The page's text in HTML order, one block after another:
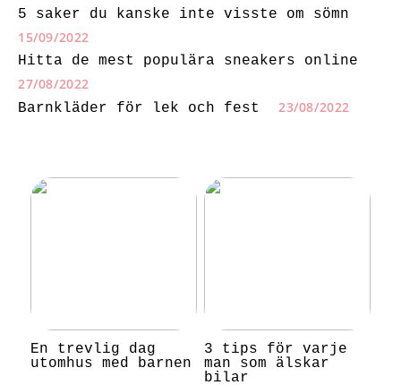
5 saker du kanske inte visste om sömn
15/09/2022
Hitta de mest populära sneakers online
27/08/2022
Barnkläder för lek och fest 23/08/2022
En trevlig dag
utomhus med barnen
3 tips för varje
man som älskar
bilar